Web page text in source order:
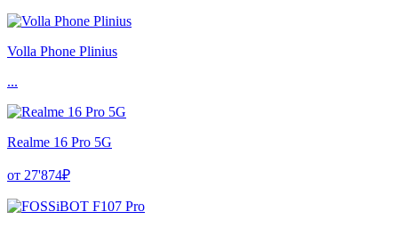
Volla Phone Plinius
...
Realme 16 Pro 5G
от 27'874₽